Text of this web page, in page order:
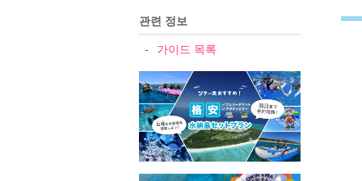
관련 정보
가이드 목록